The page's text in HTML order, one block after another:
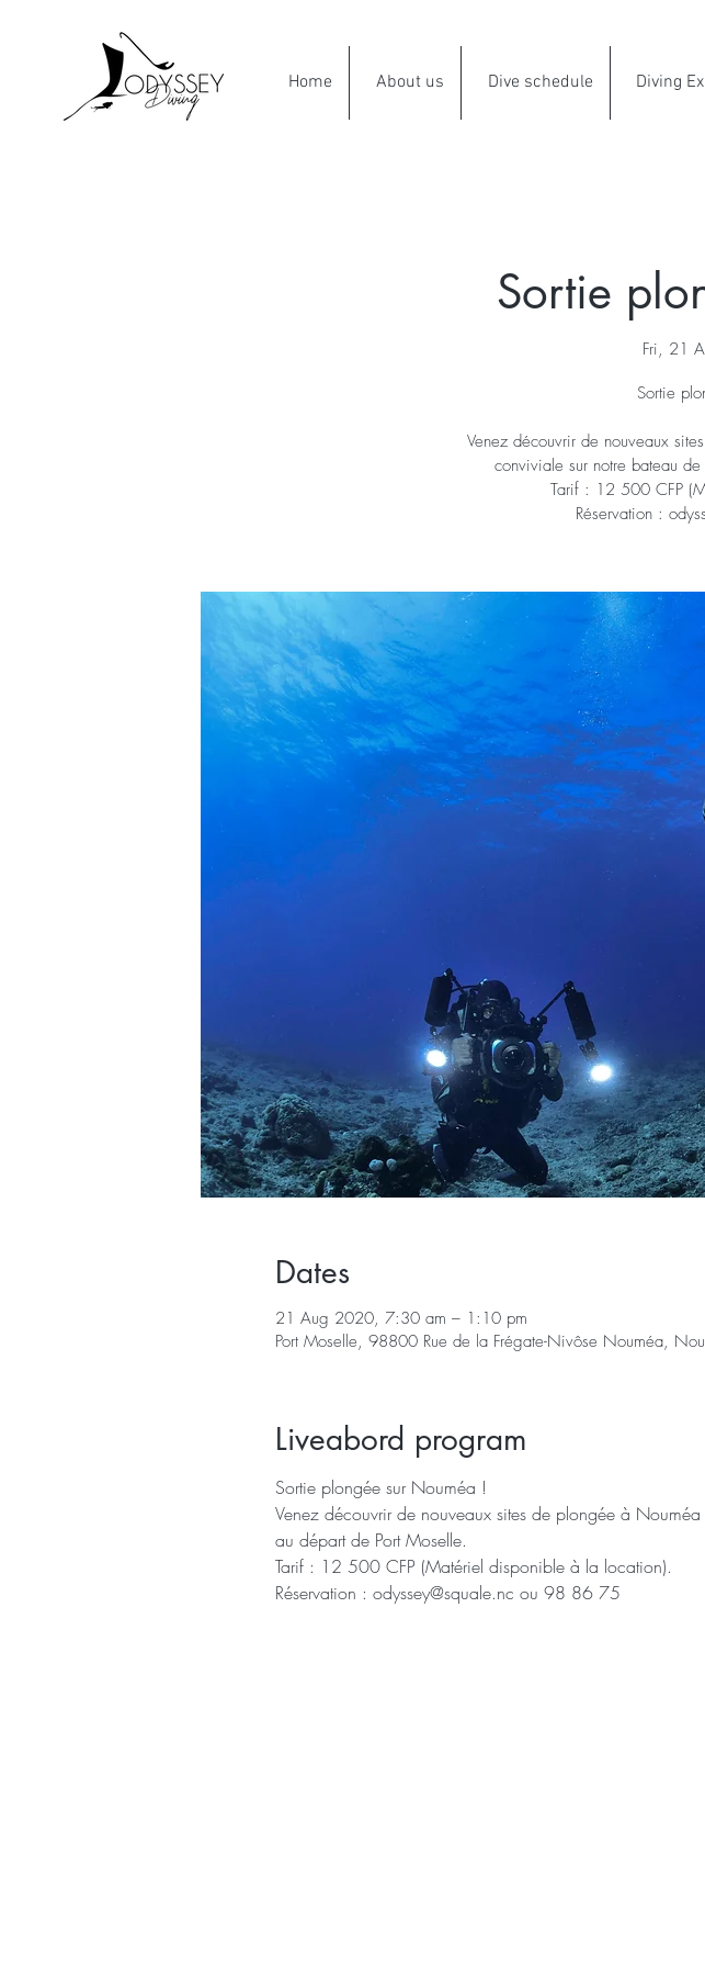
Home About us Dive schedule Diving
Sortie
Fri, 21
Sortie
Venez découvrir de nouveaux
conviviale sur notre bateau
Tarif : 12 500 CFP
Réservation :
Dates
21 Aug 2020, 7:30 am – 1:10 pm
Port Moselle, 98800 Rue de la Frégate-Nivôse Nouméa,
Liveabord program
Sortie plongée sur Nouméa !
Venez découvrir de nouveaux sites de plongée à
au départ de Port Moselle.
Tarif : 12 500 CFP (Matériel disponible à la location).
Réservation : odyssey@squale.nc ou 98 86 75